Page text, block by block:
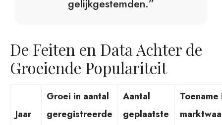
gelijkgestemden.”
De Feiten en Data Achter de
Groeiende Populariteit
Jaar
Groei in aantal
geregistreerde
Aantal
geplaatste
Toename